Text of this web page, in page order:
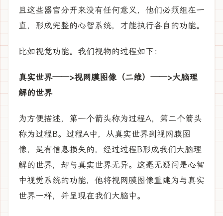
且这些器官分开来没有任何意义，他们必须组在一
直，形成完整的心智系统，才能执行各自的功能。
比如视觉功能。我们视物的过程如下：
真实世界——>视网膜图像（二维）——>大脑理
解的世界
为方便描述，第一个箭头称为过程A，第二个箭头
称为过程B。过程A中，从真实世界到视网膜图
像，是有信息损失的，经过过程B形成我们大脑理
解的世界，却与真实世界无异。这毫无疑问是心智
中视觉系统的功能，他将视网膜图像重建为与真实
世界一样，并呈现在我们大脑中。